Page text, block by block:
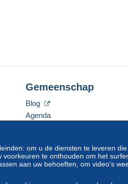
om u de diensten te leveren
te onthouden om het
aan uw behoeften, om video's
Gemeenschap
Blog
Agenda